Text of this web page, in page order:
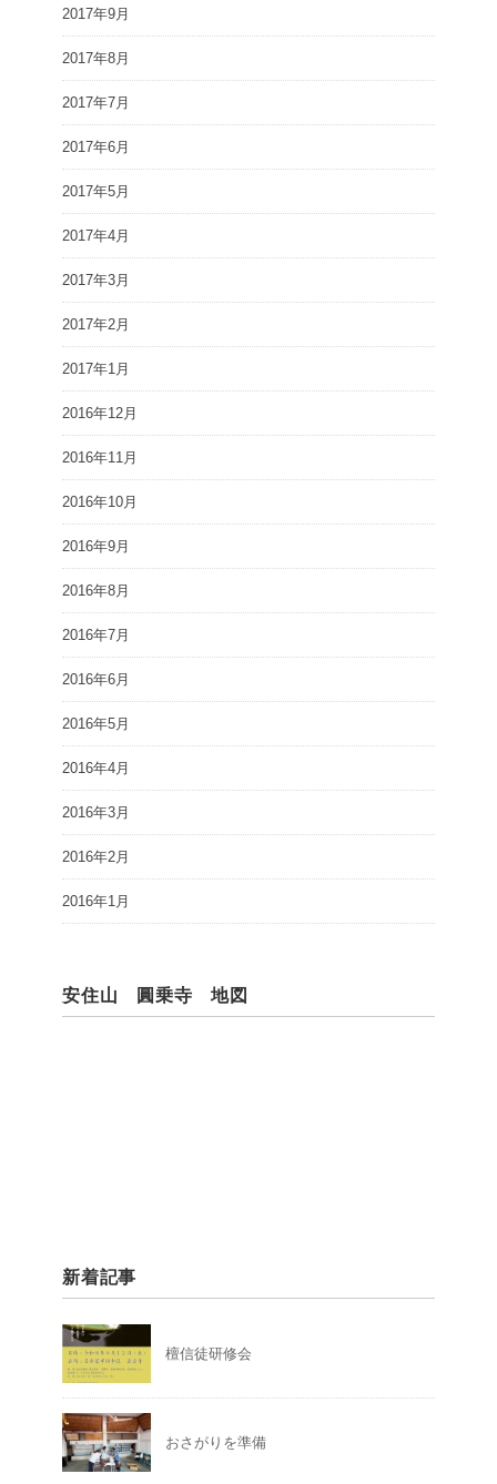
2017年9月
2017年8月
2017年7月
2017年6月
2017年5月
2017年4月
2017年3月
2017年2月
2017年1月
2016年12月
2016年11月
2016年10月
2016年9月
2016年8月
2016年7月
2016年6月
2016年5月
2016年4月
2016年3月
2016年2月
2016年1月
安住山 圓乗寺 地図
新着記事
檀信徒研修会
おさがりを準備